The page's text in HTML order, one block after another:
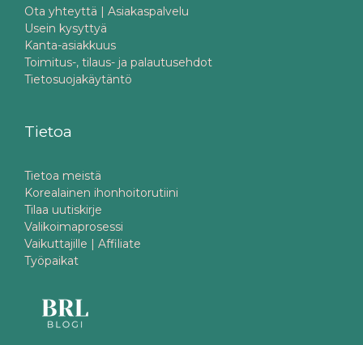
Ota yhteyttä | Asiakaspalvelu
Usein kysyttyä
Kanta-asiakkuus
Toimitus-, tilaus- ja palautusehdot
Tietosuojakäytäntö
Tietoa
Tietoa meistä
Korealainen ihonhoitorutiini
Tilaa uutiskirje
Valikoimaprosessi
Vaikuttajille | Affiliate
Työpaikat